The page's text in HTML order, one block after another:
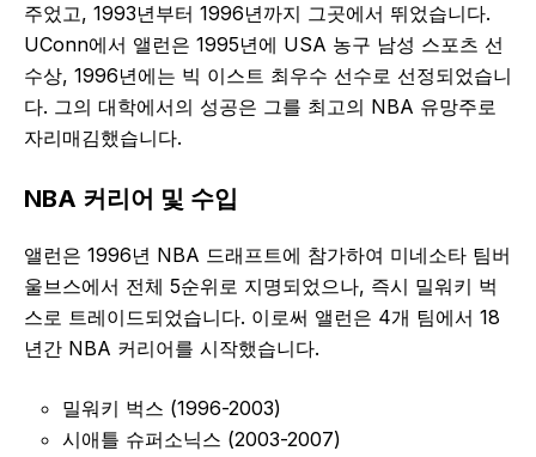
주었고, 1993년부터 1996년까지 그곳에서 뛰었습니다.
UConn에서 앨런은 1995년에 USA 농구 남성 스포츠 선
수상, 1996년에는 빅 이스트 최우수 선수로 선정되었습니
다. 그의 대학에서의 성공은 그를 최고의 NBA 유망주로
자리매김했습니다.
NBA 커리어 및 수입
앨런은 1996년 NBA 드래프트에 참가하여 미네소타 팀버
울브스에서 전체 5순위로 지명되었으나, 즉시 밀워키 벅
스로 트레이드되었습니다. 이로써 앨런은 4개 팀에서 18
년간 NBA 커리어를 시작했습니다.
밀워키 벅스 (1996-2003)
시애틀 슈퍼소닉스 (2003-2007)